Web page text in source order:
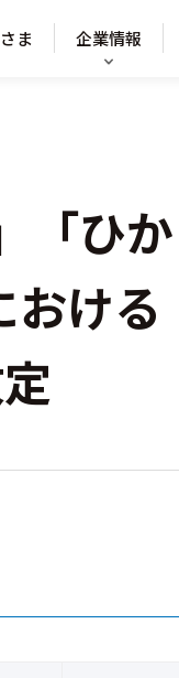
ま 企業情報
「ひ
おける